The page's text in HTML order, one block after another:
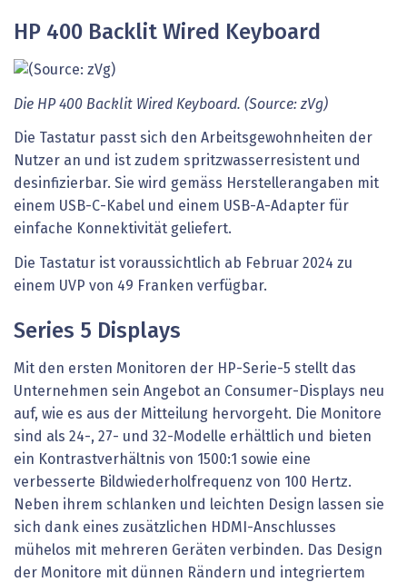
HP 400 Backlit Wired Keyboard
Die HP 400 Backlit Wired Keyboard. (Source: zVg)
Die Tastatur passt sich den Arbeitsgewohnheiten der
Nutzer an und ist zudem spritzwasserresistent und
desinfizierbar. Sie wird gemäss Herstellerangaben mit
einem USB-C-Kabel und einem USB-A-Adapter für
einfache Konnektivität geliefert.
Die Tastatur ist voraussichtlich ab Februar 2024 zu
einem UVP von 49 Franken verfügbar.
Series 5 Displays
Mit den ersten Monitoren der HP-Serie-5 stellt das
Unternehmen sein Angebot an Consumer-Displays neu
auf, wie es aus der Mitteilung hervorgeht. Die Monitore
sind als 24-, 27- und 32-Modelle erhältlich und bieten
ein Kontrastverhältnis von 1500:1 sowie eine
verbesserte Bildwiederholfrequenz von 100 Hertz.
Neben ihrem schlanken und leichten Design lassen sie
sich dank eines zusätzlichen HDMI-Anschlusses
mühelos mit mehreren Geräten verbinden. Das Design
der Monitore mit dünnen Rändern und integriertem